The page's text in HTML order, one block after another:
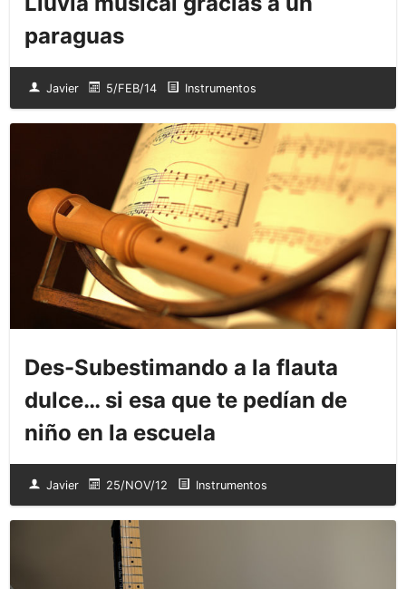
paraguas
Javier 5/FEB/14 Instrumentos
Des-Subestimando a la flauta
dulce… si esa que te pedían de
niño en la escuela
Javier 25/NOV/12 Instrumentos